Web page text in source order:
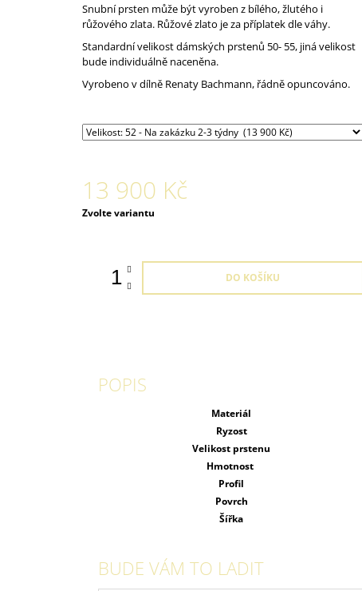
Snubní prsten může být vyroben z bílého, žlutého i
růžového zlata. Růžové zlato je za příplatek dle váhy.
Standardní velikost dámských prstenů 50- 55, jiná velikost
bude individuálně naceněna.
Vyrobeno v dílně Renaty Bachmann, řádně opuncováno.
13 900 Kč
Měrná
Zvolte variantu
DO KOŠÍKU
Materiál
Ryzost
Velikost prstenu
Hmotnost
Profil
Povrch
Šířka
POPIS
BUDE VÁM TO LADIT